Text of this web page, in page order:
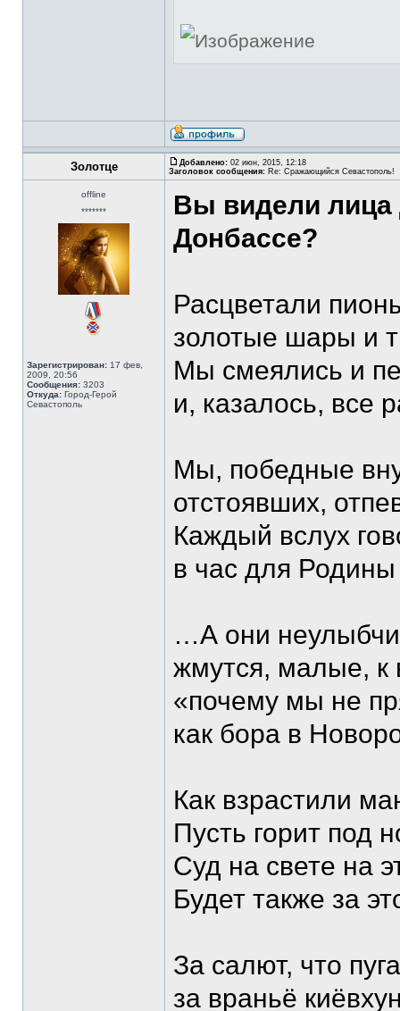
Золотце Добавлено: 02 июн, 2015, 12:18
Заголовок сообщения: Re: Сражающийся Севастополь!
offline
*******
Зарегистрирован: 17 фев,
2009, 20:56
Сообщения: 3203
Откуда: Город-Герой
Севастополь
Вы видели лица
Донбассе?
Расцветали
золотые шары и
Мы смеялись и
и, казалось, все
Мы, победные
отстоявших,
Каждый вслух
в час для
…А они
жмутся, малые, к
«почему мы не
как бора в
Как взрастили
Пусть горит под
Суд на свете на
Будет также за
За салют, что
за враньё